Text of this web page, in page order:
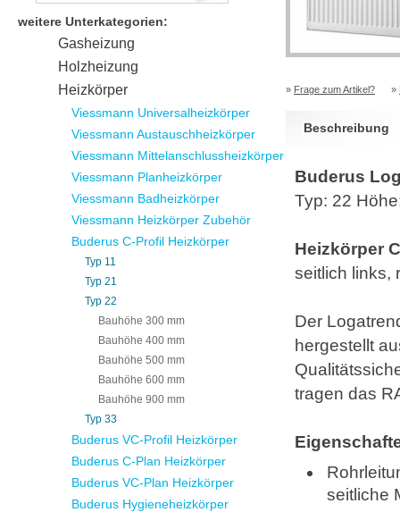
» Frage zum Artikel? »
Beschreibung
Buderus
Typ: 22
Heizkörper
seitlich links,
Der
hergestellt
tragen das
seitliche
weitere Unterkategorien:
Gasheizung
Holzheizung
Heizkörper
Viessmann Universalheizkörper
Viessmann Austauschheizkörper
Viessmann Mittelanschlussheizkörper
Viessmann Planheizkörper
Viessmann Badheizkörper
Viessmann Heizkörper Zubehör
Buderus C-Profil Heizkörper
Typ 11
Typ 21
Typ 22
Bauhöhe 300 mm
Bauhöhe 400 mm
Bauhöhe 500 mm
Bauhöhe 600 mm
Bauhöhe 900 mm
Typ 33
Buderus VC-Profil Heizkörper
Buderus C-Plan Heizkörper
Buderus VC-Plan Heizkörper
Buderus Hygieneheizkörper